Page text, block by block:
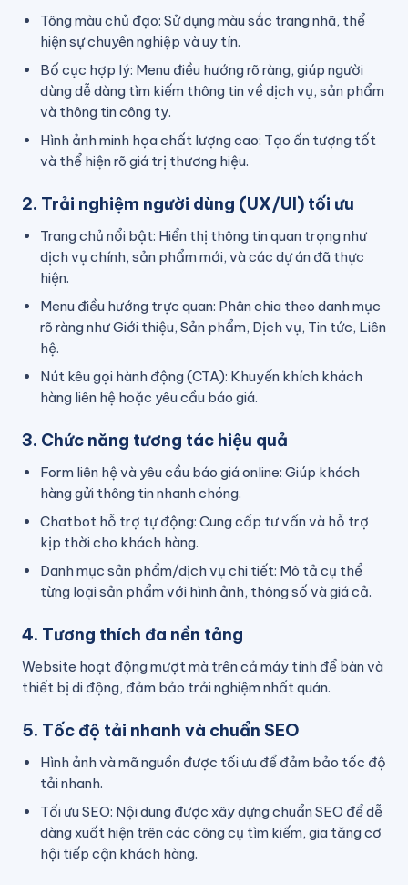
Tông màu chủ đạo: Sử dụng màu sắc trang nhã, thể
hiện sự chuyên nghiệp và uy tín.
Bố cục hợp lý: Menu điều hướng rõ ràng, giúp người
dùng dễ dàng tìm kiếm thông tin về dịch vụ, sản phẩm
và thông tin công ty.
Hình ảnh minh họa chất lượng cao: Tạo ấn tượng tốt
và thể hiện rõ giá trị thương hiệu.
2. Trải nghiệm người dùng (UX/UI) tối ưu
Trang chủ nổi bật: Hiển thị thông tin quan trọng như
dịch vụ chính, sản phẩm mới, và các dự án đã thực
hiện.
Menu điều hướng trực quan: Phân chia theo danh mục
rõ ràng như Giới thiệu, Sản phẩm, Dịch vụ, Tin tức, Liên
hệ.
Nút kêu gọi hành động (CTA): Khuyến khích khách
hàng liên hệ hoặc yêu cầu báo giá.
3. Chức năng tương tác hiệu quả
Form liên hệ và yêu cầu báo giá online: Giúp khách
hàng gửi thông tin nhanh chóng.
Chatbot hỗ trợ tự động: Cung cấp tư vấn và hỗ trợ
kịp thời cho khách hàng.
Danh mục sản phẩm/dịch vụ chi tiết: Mô tả cụ thể
từng loại sản phẩm với hình ảnh, thông số và giá cả.
4. Tương thích đa nền tảng
Website hoạt động mượt mà trên cả máy tính để bàn và
thiết bị di động, đảm bảo trải nghiệm nhất quán.
5. Tốc độ tải nhanh và chuẩn SEO
Hình ảnh và mã nguồn được tối ưu để đảm bảo tốc độ
tải nhanh.
Tối ưu SEO: Nội dung được xây dựng chuẩn SEO để dễ
dàng xuất hiện trên các công cụ tìm kiếm, gia tăng cơ
hội tiếp cận khách hàng.